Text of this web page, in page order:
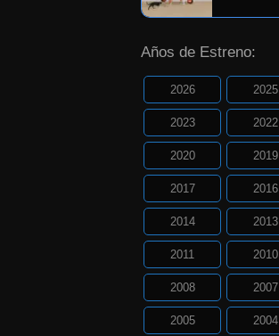
Años de Estreno:
2026 2025
2023 2022
2020 2019
2017 2016
2014 2013
2011 2010
2008 2007
2005 2004